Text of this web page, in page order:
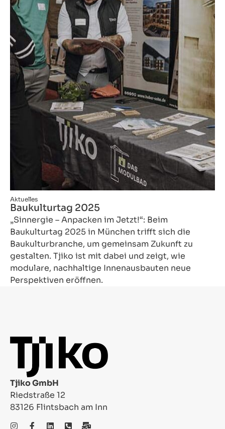
Aktuelles
Baukulturtag 2025
„Sinnergie – Anpacken im Jetzt!“: Beim
Baukulturtag 2025 in München trifft sich die
Baukulturbranche, um gemeinsam Zukunft zu
gestalten. Tjiko ist mit dabei und zeigt, wie
modulare, nachhaltige Innenausbauten neue
Perspektiven eröffnen.
Tjiko GmbH
Riedstraße 12
83126 Flintsbach am Inn